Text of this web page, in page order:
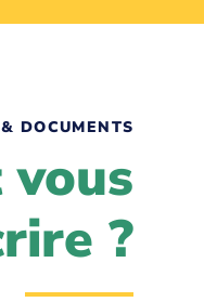
DOCUMENTS
vous
?